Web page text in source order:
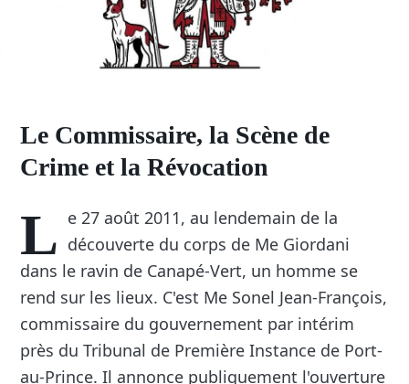
Le Commissaire, la Scène de
Crime et la Révocation
L e 27 août 2011, au lendemain de la
découverte du corps de Me Giordani
dans le ravin de Canapé-Vert, un homme se
rend sur les lieux. C'est Me Sonel Jean-François,
commissaire du gouvernement par intérim
près du Tribunal de Première Instance de Port-
au-Prince. Il annonce publiquement l'ouverture